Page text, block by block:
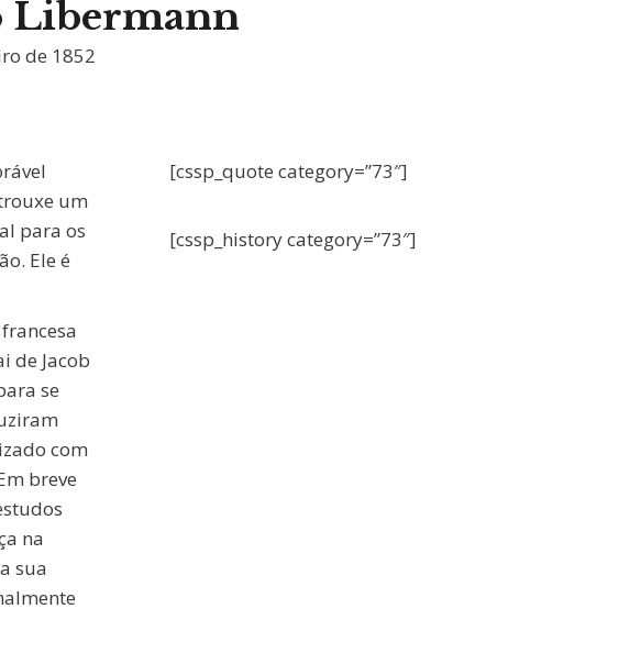
Libermann
de 1852
um
para os
Ele é
de Jacob
se
com
breve
na
sua
[cssp_quote category=”73″]
[cssp_history category=”73″]